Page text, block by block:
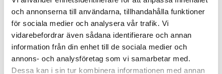
och annonserna till användarna, tillhandahålla funktioner
för sociala medier och analysera vår trafik. Vi
vidarebefordrar även sådana identifierare och annan
information från din enhet till de sociala medier och
annons- och analysföretag som vi samarbetar med.
Dessa kan i sin tur kombinera informationen med annan
Köp & Hämta i ditt varuhus inom 2 timmar! För mer information om
tjänsten och våra villkor.
LÄS MER